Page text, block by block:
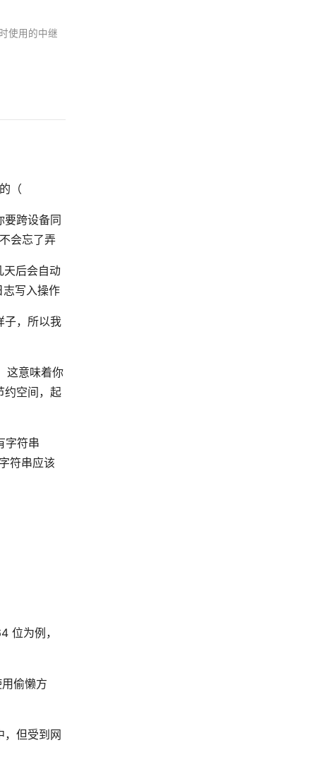
使用的中继
（
要跨设备同
会忘了弄
天后会自动
志写入操作
子，所以我
这意味着你
约空间，起
字符串
符串应该
位为例，
偷懒方
，但受到网